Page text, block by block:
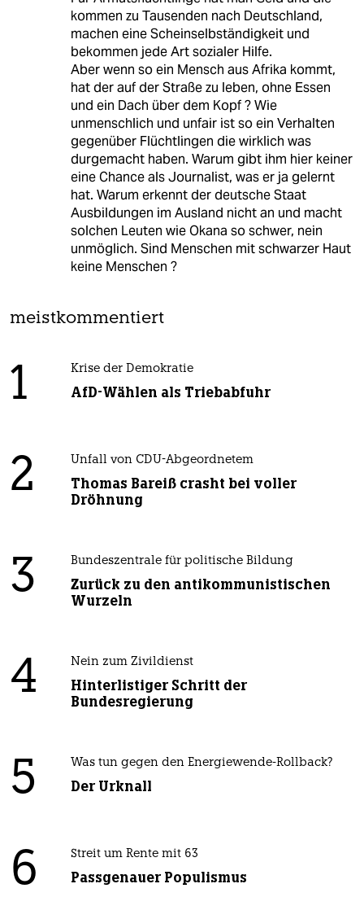
kommen zu Tausenden nach Deutschland,
machen eine Scheinselbständigkeit und
bekommen jede Art sozialer Hilfe.
Aber wenn so ein Mensch aus Afrika kommt,
hat der auf der Straße zu leben, ohne Essen
und ein Dach über dem Kopf ? Wie
unmenschlich und unfair ist so ein Verhalten
gegenüber Flüchtlingen die wirklich was
durgemacht haben. Warum gibt ihm hier keiner
eine Chance als Journalist, was er ja gelernt
hat. Warum erkennt der deutsche Staat
Ausbildungen im Ausland nicht an und macht
solchen Leuten wie Okana so schwer, nein
unmöglich. Sind Menschen mit schwarzer Haut
keine Menschen ?
meistkommentiert
1 Krise der Demokratie
AfD-Wählen als Triebabfuhr
2 Unfall von CDU-Abgeordnetem
Thomas Bareiß crasht bei voller
Dröhnung
3 Bundeszentrale für politische Bildung
Zurück zu den antikommunistischen
Wurzeln
4 Nein zum Zivildienst
Hinterlistiger Schritt der
Bundesregierung
5 Was tun gegen den Energiewende-Rollback?
Der Urknall
6 Streit um Rente mit 63
Passgenauer Populismus